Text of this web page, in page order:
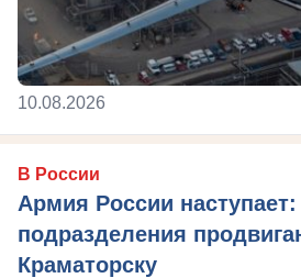
10.08.2026
В России
Армия России
подразделения
Краматорску